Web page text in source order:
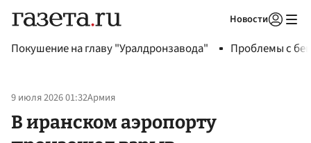
Новости
Покушение на главу "Уралдронзавода" Проблемы с
9 июля 2026 01:32Армия
В иранском аэропорту